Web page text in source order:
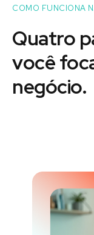
COMO FUNCIONA
Quatro
você
negócio.